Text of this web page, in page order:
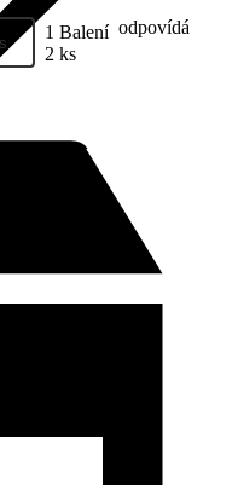
1 Balení odpovídá
2 ks